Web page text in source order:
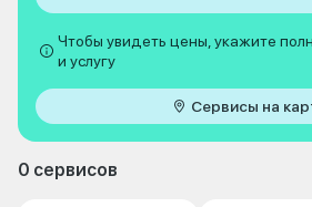
Чтобы увидеть цены, укажите
и услугу
Сервисы на
0 сервисов